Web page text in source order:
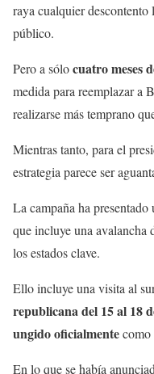
raya cualquier descontento
público.
Pero a sólocuatro meses
medida para reemplazar a
realizarse más temprano
Mientras tanto, para el
estrategia parece ser
La campaña ha
que incluye una avalancha
los estados clave.
Ello incluye una visita al
republicana del 15 al 18
ungido oficialmentecomo
En lo que se había